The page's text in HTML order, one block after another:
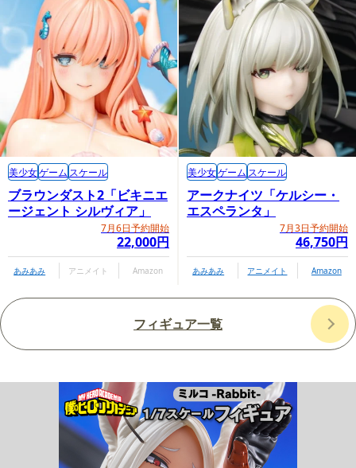
ブラウンダスト2「ビキニエ
ージェント シルヴィア」
7月6日予約開始
22,000円
美少女ゲーム スケール
あみあみ アニメイト Amazon
アークナイツ「ケルシー・
エスペランタ」
7月3日予約開始
46,750円
美少女ゲーム スケール
あみあみ アニメイト Amazon
フィギュア一覧